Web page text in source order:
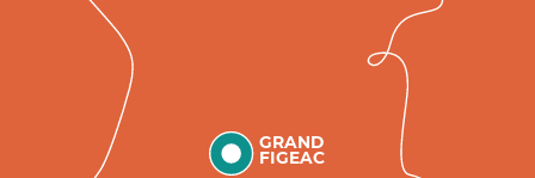
GRAND
FIGEAC